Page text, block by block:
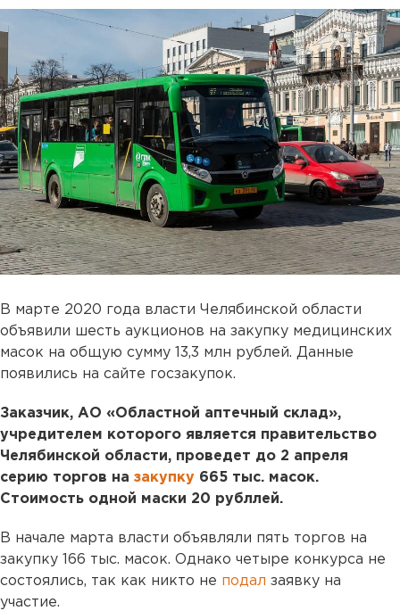
В марте 2020 года власти Челябинской области
объявили шесть аукционов на закупку медицинских
масок на общую сумму 13,3 млн рублей. Данные
появились на сайте госзакупок.
Заказчик, АО «Областной аптечный склад»,
учредителем которого является правительство
Челябинской области, проведет до 2 апреля
серию торгов на закупку 665 тыс. масок.
Стоимость одной маски 20 рубллей.
В начале марта власти объявляли пять торгов на
закупку 166 тыс. масок. Однако четыре конкурса не
состоялись, так как никто не подал заявку на
участие.